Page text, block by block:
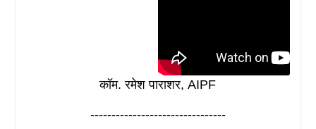
कॉम. रमेश पाराशर, AIPF
--------------------------------